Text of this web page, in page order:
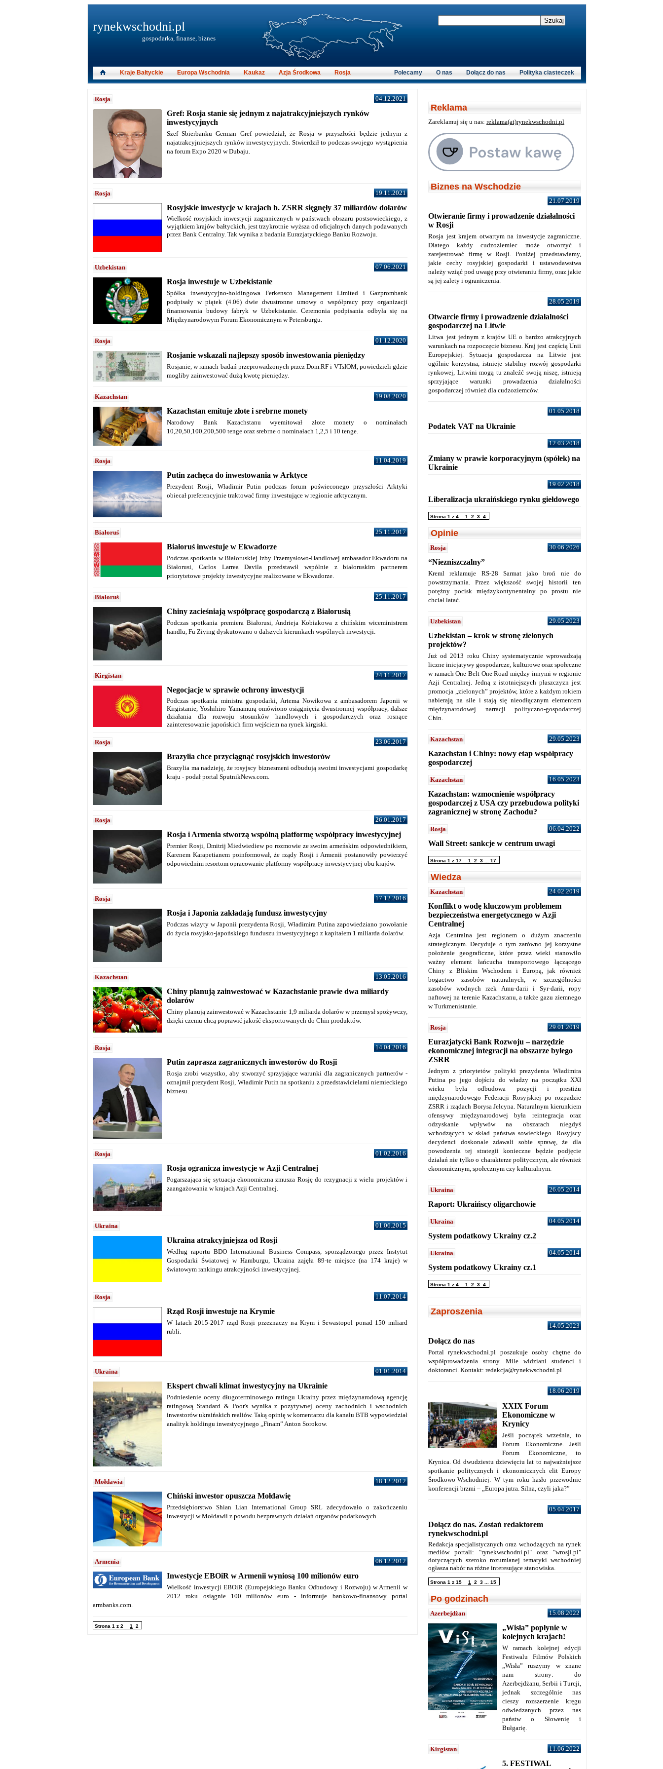
Rosja 04.12.2021
Gref: Rosja stanie się jednym z najatrakcyjniejszych rynków
inwestycyjnych
Szef Sbierbanku German Gref powiedział, że Rosja w przyszłości będzie jednym z
najatrakcyjniejszych rynków inwestycyjnych. Stwierdził to podczas swojego wystąpienia
na forum Expo 2020 w Dubaju.
Rosja 19.11.2021
Rosyjskie inwestycje w krajach b. ZSRR sięgnęły 37 miliardów dolarów
Wielkość rosyjskich inwestycji zagranicznych w państwach obszaru postsowieckiego, z
wyjątkiem krajów bałtyckich, jest trzykrotnie wyższa od oficjalnych danych podawanych
przez Bank Centralny. Tak wynika z badania Eurazjatyckiego Banku Rozwoju.
Uzbekistan 07.06.2021
Rosja inwestuje w Uzbekistanie
Spółka inwestycyjno-holdingowa Ferkensco Management Limited i Gazprombank
podpisały w piątek (4.06) dwie dwustronne umowy o współpracy przy organizacji
finansowania budowy fabryk w Uzbekistanie.Ceremonia podpisania odbyła się na
Międzynarodowym Forum Ekonomicznym w Petersburgu.
Rosja 01.12.2020
Rosjanie wskazali najlepszy sposób inwestowania pieniędzy
Rosjanie, w ramach badań przeprowadzonych przez Dom.RF i VTsIOM,powiedzieli gdzie
mogliby zainwestować dużą kwotę pieniędzy.
Kazachstan 19.08.2020
Kazachstan emituje złote i srebrne monety
Narodowy Bank Kazachstanu wyemitował złote monety o nominałach
10,20,50,100,200,500 tenge oraz srebrne o nominałach 1,2,5 i 10 tenge.
Rosja 11.04.2019
Putin zachęca do inwestowania w Arktyce
Prezydent Rosji, Władimir Putin podczas forum poświeconego przyszłości Arktyki
obiecał preferencyjnie traktować firmy inwestujące w regionie arktycznym.
Białoruś 25.11.2017
Białoruś inwestuje w Ekwadorze
Podczas spotkania w Białoruskiej Izby Przemysłowo-Handlowej ambasador Ekwadoru na
Białorusi, Carlos Larrea Davila przedstawił wspólnie z białoruskim partnerem
priorytetowe projekty inwestycyjne realizowane w Ekwadorze.
Białoruś 25.11.2017
Chiny zacieśniają współpracę gospodarczą z Białorusią
Podczas spotkania premiera Białorusi, Andrieja Kobiakowa z chińskim wiceministrem
handlu, Fu Ziying dyskutowano o dalszych kierunkach wspólnych inwestycji.
Kirgistan 24.11.2017
Negocjacje w sprawie ochrony inwestycji
Podczas spotkania ministra gospodarki, Artema Nowikowa z ambasadorem Japonii w
Kirgistanie, Yoshihiro Yamamurą omówiono osiągnięcia dwustronnej współpracy, dalsze
działania dla rozwoju stosunków handlowych i gospodarczych oraz rosnące
zainteresowanie japońskich firm wejściem na rynek kirgiski.
Rosja 23.06.2017
Brazylia chce przyciągnąć rosyjskich inwestorów
Brazylia ma nadzieję, że rosyjscy biznesmeni odbudują swoimi inwestycjami gospodarkę
kraju - podał portal SputnikNews.com.
Rosja 26.01.2017
Rosja i Armenia stworzą wspólną platformę współpracy inwestycyjnej
Premier Rosji, Dmitrij Miedwiediew po rozmowie ze swoim armeńskim odpowiednikiem,
Karenem Karapetianem poinformował, że rządy Rosji i Armenii postanowiły powierzyć
odpowiednim resortom opracowanie platformy współpracy inwestycyjnej obu krajów.
Rosja 17.12.2016
Rosja i Japonia zakładają fundusz inwestycyjny
Podczas wizyty w Japonii prezydenta Rosji, Władimira Putina zapowiedziano powołanie
do życia rosyjsko-japońskiego funduszu inwestycyjnego z kapitałem 1 miliarda dolarów.
Kazachstan 13.05.2016
Chiny planują zainwestować w Kazachstanie prawie dwa miliardy
dolarów
Chiny planują zainwestować w Kazachstanie 1,9 miliarda dolarów w przemysł spożywczy,
dzięki czemu chcą poprawić jakość eksportowanych do Chin produktów.
Rosja 14.04.2016
Putin zaprasza zagranicznych inwestorów do Rosji
Rosja zrobi wszystko, aby stworzyć sprzyjające warunki dla zagranicznych partnerów -
oznajmił prezydent Rosji, Władimir Putin na spotkaniu z przedstawicielami niemieckiego
biznesu.
Rosja 01.02.2016
Rosja ogranicza inwestycje w Azji Centralnej
Pogarszająca się sytuacja ekonomiczna zmusza Rosję do rezygnacji z wielu projektów i
zaangażowania w krajach Azji Centralnej.
Ukraina 01.06.2015
Ukraina atrakcyjniejsza od Rosji
Według raportu BDO International Business Compass, sporządzonego przez Instytut
Gospodarki Światowej w Hamburgu, Ukraina zajęła 89-te miejsce (na 174 kraje) w
światowym rankingu atrakcyjności inwestycyjnej.
Rosja 11.07.2014
Rząd Rosji inwestuje na Krymie
W latach 2015-2017 rząd Rosji przeznaczy na Krym i Sewastopol ponad 150 miliard
rubli.
Ukraina 01.01.2014
Ekspert chwali klimat inwestycyjny na Ukrainie
Podniesienie oceny długoterminowego ratingu Ukrainy przez międzynarodową agencję
ratingową Standard & Poor's wynika z pozytywnej oceny zachodnich i wschodnich
inwestorów ukraińskich realiów. Taką opinię w komentarzu dla kanału BTB wypowiedział
analityk holdingu inwestycyjnego ,,Finam” Anton Sorokow.
Mołdawia 18.12.2012
Chiński inwestor opuszcza Mołdawię
Przedsiębiorstwo Shian Lian International Group SRL zdecydowało o zakończeniu
inwestycji w Mołdawii z powodu bezprawnych działań organów podatkowych.
Armenia 06.12.2012
Inwestycje EBOiR w Armenii wyniosą 100 milionów euro
Wielkość inwestycji EBOiR (Europejskiego Banku Odbudowy i Rozwoju) w Armenii w
2012 roku osiągnie 100 milionów euro - informuje bankowo-finansowy portal
armbanks.com.
Strona 1 z 2 1 2
rynekwschodni.pl
gospodarka, finanse, biznes
Kraje Bałtyckie Europa Wschodnia Kaukaz Azja Środkowa Rosja Polityka ciasteczek
Dołącz do nas
O nas
Polecamy
Reklama
Zareklamuj się u nas: reklama(at)rynekwschodni.pl
Biznes na Wschodzie
21.07.2019
Otwieranie firmy i prowadzenie działalności
w Rosji
Rosja jest krajem otwartym na inwestycje zagraniczne.
Dlatego każdy cudzoziemiec może otworzyć i
zarejestrować firmę w Rosji. Poniżej przedstawiamy,
jakie cechy rosyjskiej gospodarki i ustawodawstwa
należy wziąć pod uwagę przy otwieraniu firmy, oraz jakie
są jej zalety i ograniczenia.
28.05.2019
Otwarcie firmy i prowadzenie działalności
gospodarczej na Litwie
Litwa jest jednym z krajów UE o bardzo atrakcyjnych
warunkach na rozpoczęcie biznesu. Kraj jest częścią Unii
Europejskiej. Sytuacja gospodarcza na Litwie jest
ogólnie korzystna, istnieje stabilny rozwój gospodarki
rynkowej, Litwini mogą tu znaleźć swoją niszę, istnieją
sprzyjające warunki prowadzenia działalności
gospodarczej również dla cudzoziemców.
01.05.2018
Podatek VAT na Ukrainie
12.03.2018
Zmiany w prawie korporacyjnym (spółek) na
Ukrainie
19.02.2018
Liberalizacja ukraińskiego rynku giełdowego
Strona 1 z 4 1 2 3 4
Opinie
Rosja 30.06.2026
“Niezniszczalny”
Kreml reklamuje RS-28 Sarmat jako broń nie do
powstrzymania. Przez większość swojej historii ten
potężny pocisk międzykontynentalny po prostu nie
chciał latać.
Uzbekistan 29.05.2023
Uzbekistan – krok w stronę zielonych
projektów?
Już od 2013 roku Chiny systematycznie wprowadzają
liczne inicjatywy gospodarcze, kulturowe oraz społeczne
w ramach One Belt One Road między innymi w regionie
Azji Centralnej. Jedną z istotniejszych płaszczyzn jest
promocja „zielonych” projektów, które z każdym rokiem
nabierają na sile i stają się nieodłącznym elementem
międzynarodowej narracji polityczno-gospodarczej
Chin.
Kazachstan 29.05.2023
Kazachstan i Chiny: nowy etap współpracy
gospodarczej
Kazachstan 16.05.2023
Kazachstan: wzmocnienie współpracy
gospodarczej z USA czy przebudowa polityki
zagranicznej w stronę Zachodu?
Rosja 06.04.2022
Wall Street: sankcje w centrum uwagi
Strona 1 z 17 1 2 3 17
Wiedza
Kazachstan 24.02.2019
Konflikt o wodę kluczowym problemem
bezpieczeństwa energetycznego w Azji
Centralnej
Azja Centralna jest regionem o dużym znaczeniu
strategicznym. Decyduje o tym zarówno jej korzystne
położenie geograficzne, które przez wieki stanowiło
ważny element łańcucha transportowego łączącego
Chiny z Bliskim Wschodem i Europą, jak również
bogactwo zasobów naturalnych, w szczególności
zasobów wodnych rzek Amu-darii i Syr-darii, ropy
naftowej na terenie Kazachstanu, a także gazu ziemnego
w Turkmenistanie.
Rosja 29.01.2019
Eurazjatycki Bank Rozwoju – narzędzie
ekonomicznej integracji na obszarze byłego
ZSRR
Jednym z priorytetów polityki prezydenta Władimira
Putina po jego dojściu do władzy na początku XXI
wieku była odbudowa pozycji i prestiżu
międzynarodowego Federacji Rosyjskiej po rozpadzie
ZSRR i rządach Borysa Jelcyna. Naturalnym kierunkiem
ofensywy międzynarodowej była reintegracja oraz
odzyskanie wpływów na obszarach niegdyś
wchodzących w skład państwa sowieckiego. Rosyjscy
decydenci doskonale zdawali sobie sprawę, że dla
powodzenia tej strategii konieczne będzie podjęcie
działań nie tylko o charakterze politycznym, ale również
ekonomicznym, społecznym czy kulturalnym.
Ukraina 26.05.2014
Raport: Ukraińscy oligarchowie
Ukraina 04.05.2014
System podatkowy Ukrainy cz.2
Ukraina 04.05.2014
System podatkowy Ukrainy cz.1
Strona 1 z 4 1 2 3 4
Zaproszenia
14.05.2023
Dołącz do nas
Portal rynekwschodni.pl poszukuje osoby chętne do
współprowadzenia strony. Mile widziani studenci i
doktoranci. Kontakt: redakcja@rynekwschodni.pl
18.06.2019
XXIX Forum
Ekonomiczne w
Krynicy
Jeśli początek września, to
Forum Ekonomiczne. Jeśli
Forum Ekonomiczne, to
Krynica. Od dwudziestu dziewięciu lat to najważniejsze
spotkanie politycznych i ekonomicznych elit Europy
Środkowo-Wschodniej. W tym roku hasło przewodnie
konferencji brzmi – „Europa jutra. Silna, czyli jaka?”
05.04.2017
Dołącz do nas. Zostań redaktorem
rynekwschodni.pl
Redakcja specjalistycznych oraz wchodzących na rynek
mediów portali: "rynekwschodni.pl" oraz "wrosji.pl"
dotyczących szeroko rozumianej tematyki wschodniej
ogłasza nabór na różne interesujące stanowiska.
Strona 1 z 15 1 2 3 15
Po godzinach
Azerbejdżan 15.08.2022
„Wisła” popłynie w
kolejnych krajach!
W ramach kolejnej edycji
Festiwalu Filmów Polskich
„Wisła” ruszymy w znane
nam strony: do
Azerbejdżanu, Serbii i Turcji,
jednak szczególnie nas
cieszy rozszerzenie kręgu
odwiedzanych przez nas
państw o Słowenię i
Bułgarię.
Kirgistan 11.06.2022
5. FESTIWAL